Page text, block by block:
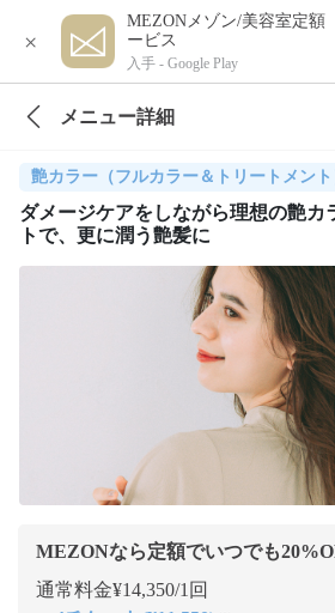
×
MEZONメゾン/美容室定額
ービス
入手 - Google Play
メニュー詳細
艶カラー（フルカラー＆トリートメント
ダメージケアをしながら理想の艶カ
トで、更に潤う艶髪に
MEZONなら定額でいつでも20
通常料金¥14,350/1回